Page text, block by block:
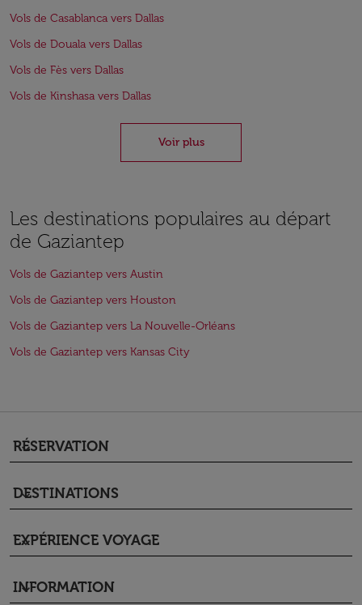
Vols de Casablanca vers Dallas
Vols de Douala vers Dallas
Vols de Fès vers Dallas
Vols de Kinshasa vers Dallas
Voir plus
Les destinations populaires au départ
de Gaziantep
Vols de Gaziantep vers Austin
Vols de Gaziantep vers Houston
Vols de Gaziantep vers La Nouvelle-Orléans
Vols de Gaziantep vers Kansas City
RÉSERVATION
keyboard_arrow_down
DESTINATIONS
keyboard_arrow_down
EXPÉRIENCE VOYAGE
keyboard_arrow_down
INFORMATION
keyboard_arrow_down